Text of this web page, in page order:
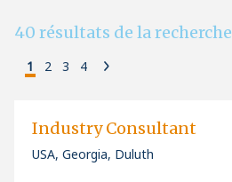
40 résultats de la recherche
1
2 3 4
Industry Consultant
USA, Georgia, Duluth